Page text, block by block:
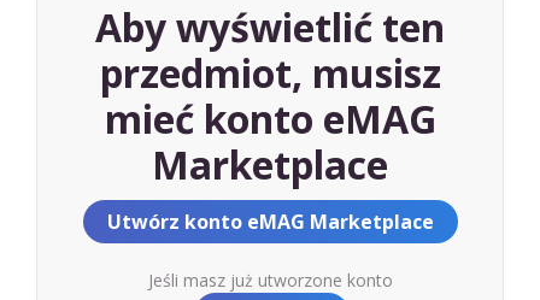
Aby wyświetlić ten
przedmiot, musisz
mieć konto eMAG
Marketplace
Utwórz konto eMAG Marketplace
Jeśli masz już utworzone konto